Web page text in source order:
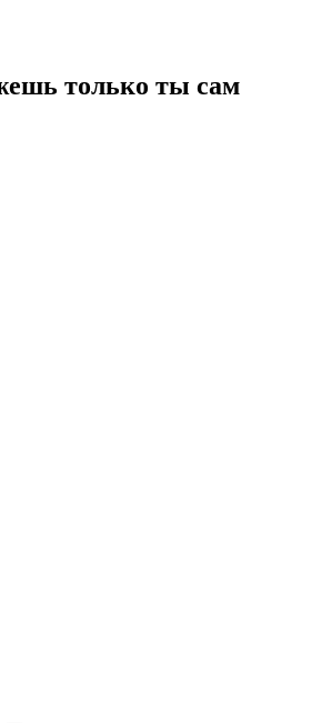
только ты сам